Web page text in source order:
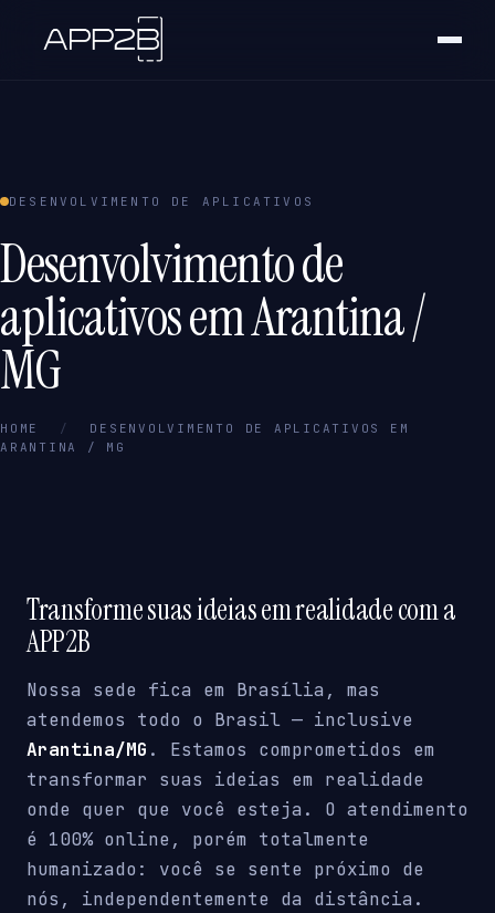
DESENVOLVIMENTO DE APLICATIVOS
Desenvolvimento de
aplicativos em Arantina /
MG
HOME /
DESENVOLVIMENTO DE APLICATIVOS EM
ARANTINA / MG
Transforme suas ideias em realidade com a
APP2B
Nossa sede fica em Brasília, mas
atendemos todo o Brasil — inclusive
Arantina/MG . Estamos comprometidos em
transformar suas ideias em realidade
onde quer que você esteja. O atendimento
é 100% online, porém totalmente
humanizado: você se sente próximo de
nós, independentemente da distância.